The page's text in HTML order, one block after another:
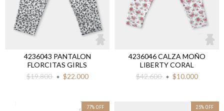
4236043 PANTALON
FLORCITAS GIRLS
$19.800
$22.000
4236046 CALZA MOÑO
LIBERTY CORAL
$42.600
$10.000
77% OFF 25% OFF